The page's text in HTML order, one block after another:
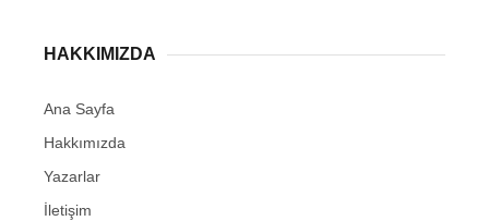
HAKKIMIZDA
Ana Sayfa
Hakkımızda
Yazarlar
İletişim